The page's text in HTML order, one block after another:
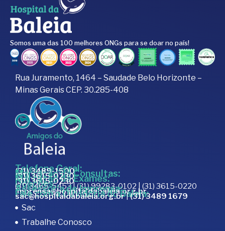
Somos uma das 100 melhores ONGs para se doar no país!
Rua Juramento, 1464 – Saudade Belo Horizonte –
Minas Gerais CEP. 30.285-408
Telefone Geral:
(31) 3489-1500
Marcação de Consultas:
(31) 3615-0230
Marcação de Exames:
(31) 3615-0230
Doações:
(31) 3465-5453 | (31) 99283-0102 | (31) 3615-0220
Assessoria de Imprensa:
imprensa@hospitaldabaleia.org.br
Fale com a Ouvidoria do Baleia:
sac@hospitaldabaleia.org.br|(31) 3489 1679
Sac
Trabalhe Conosco